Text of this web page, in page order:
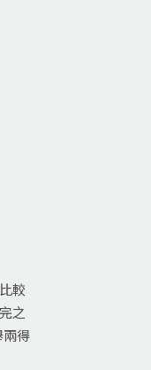
較
之
兩得